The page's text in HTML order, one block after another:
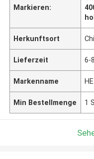
Markieren:
Herkunftsort
Lieferzeit 6-
Markenname
Min Bestellmenge 1